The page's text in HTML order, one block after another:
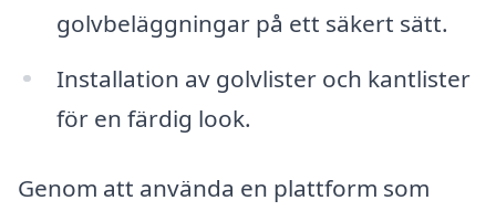
golvbeläggningar på ett säkert sätt.
Installation av golvlister och kantlister
för en färdig look.
Genom att använda en plattform som